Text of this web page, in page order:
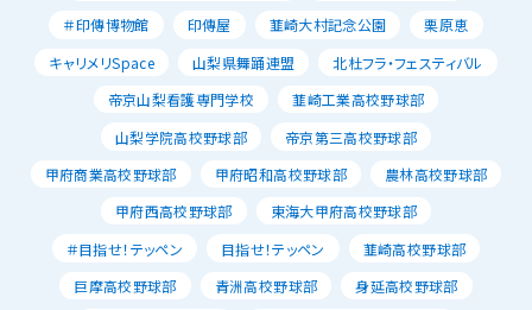
＃印傳博物館
印傳屋 韮崎大村記念公園
栗原恵
キャリメリSpace
山梨県舞踊連盟
北杜フラ・フェスティバル
帝京山梨看護専門学校
韮崎工業高校野球部
山梨学院高校野球部
帝京第三高校野球部
甲府商業高校野球部
甲府昭和高校野球部
農林高校野球部
甲府西高校野球部
東海大甲府高校野球部
＃目指せ！テッペン
目指せ！テッペン
韮崎高校野球部
巨摩高校野球部
青洲高校野球部
身延高校野球部